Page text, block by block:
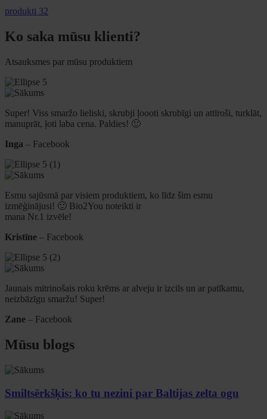
produkti 32
Ko saka mūsu klienti?
Atsauksmes par mūsu produktiem
Super! Viss smaržo lieliski, skrubji ļoooti skrubīgi un attīroši, turklāt,
manuprāt, ļoti laba cena. Paldies! 🙂
Inga – Facebook
Esmu sajūsmā par visiem produktiem, ko līdz šim esmu
izmēģinājusi! 🙂 Bio2You noteikti ir
mana Nr.1 izvēle!
Kristīne – Facebook
Jaunais mitrinošais roku krēms ar alveju ir izcils un ar patīkamu,
neizbāzīgu smaržu! Super!
Zane – Facebook
Mūsu blogs
Smiltsērkšķis: ko tu nezini par Baltijas zelta ogu